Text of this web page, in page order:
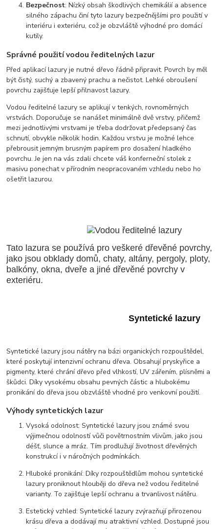
Bezpečnost: Nízký obsah škodlivých chemikálií a absence
silného zápachu činí tyto lazury bezpečnějšími pro použití v
interiéru i exteriéru, což je obzvláště výhodné pro domácí
kutily.
Správné použití vodou ředitelných lazur
Před aplikací lazury je nutné dřevo řádně připravit. Povrch by měl
být čistý, suchý a zbavený prachu a nečistot. Lehké obroušení
povrchu zajišťuje lepší přilnavost lazury.
Vodou ředitelné lazury se aplikují v tenkých, rovnoměrných
vrstvách. Doporučuje se nanášet minimálně dvě vrstvy, přičemž
mezi jednotlivými vrstvami je třeba dodržovat předepsaný čas
schnutí, obvykle několik hodin. Každou vrstvu je možné lehce
přebrousit jemným brusným papírem pro dosažení hladkého
povrchu. Je jen na vás zdali chcete váš konferneční stolek z
masivu ponechat v přírodním neopracovaném vzhledu nebo ho
ošetřit lazurou.
Tato lazura se používá pro veškeré dřevěné povrchy,
jako jsou obklady domů, chaty, altány, pergoly, ploty,
balkóny, okna, dveře a jiné dřevěné povrchy v
exteriéru.
Syntetické lazury
Syntetické lazury jsou nátěry na bázi organických rozpouštědel,
které poskytují intenzivní ochranu dřeva. Obsahují pryskyřice a
pigmenty, které chrání dřevo před vlhkostí, UV zářením, plísněmi a
škůdci. Díky vysokému obsahu pevných částic a hlubokému
pronikání do dřeva jsou obzvláště vhodné pro venkovní použití.
Výhody syntetických lazur
Vysoká odolnost: Syntetické lazury jsou známé svou
výjimečnou odolností vůči povětrnostním vlivům, jako jsou
déšť, slunce a mráz. Tím prodlužují životnost dřevěných
konstrukcí i v náročných podmínkách.
Hluboké pronikání: Díky rozpouštědlům mohou syntetické
lazury proniknout hlouběji do dřeva než vodou ředitelné
varianty. To zajišťuje lepší ochranu a trvanlivost nátěru.
Estetický vzhled: Syntetické lazury zvýrazňují přirozenou
krásu dřeva a dodávají mu atraktivní vzhled. Dostupné jsou